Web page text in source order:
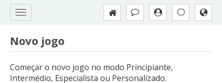
Novo jogo
Começar o novo jogo no modo Principiante,
Intermédio, Especialista ou Personalizado.